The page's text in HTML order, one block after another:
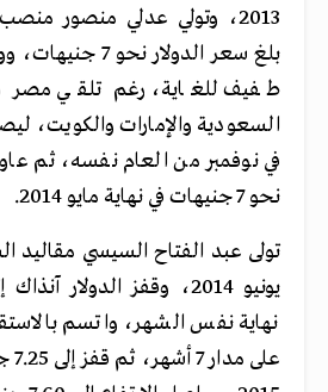
2013، وتولي عدلي منصور
بلغ سعر الدولار
طفيف للغاية، رغم تلقي مصر
في نوفمبر من العام نفسه، ثم
نحو 7 جنيهات في نهاية مايو 2014.
تولى عبد الفتاح السيسي مقاليد
نهاية نفس الشهر، واتسم